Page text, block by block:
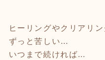
ヒーリングやクリアリ
ずっと苦しい…
いつまで続ければ…